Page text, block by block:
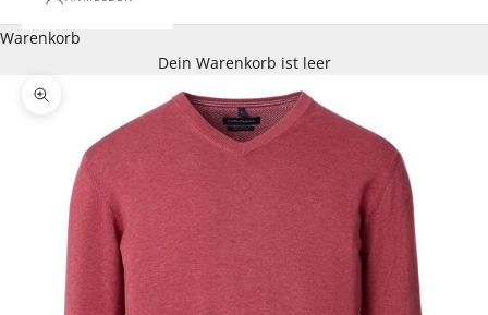
Warenkorb
Dein Warenkorb ist leer
Bild vergrößern